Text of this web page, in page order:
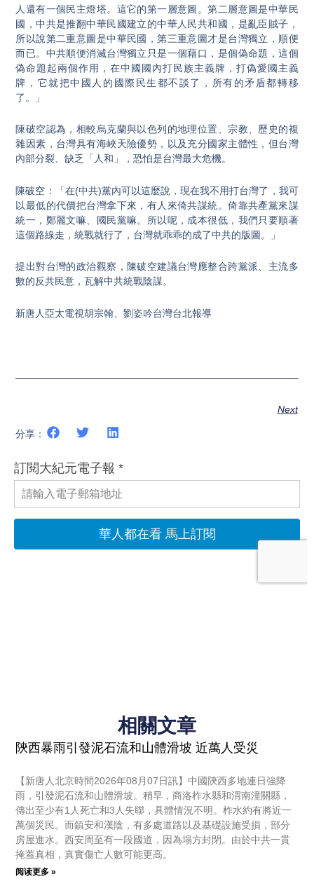
人還有一個民主燈塔。這它的第一層意圖。第二層意圖是中華民
國，中共是推翻中華民國建立的中華人民共和國，是亂臣賊子，
所以說第二重意圖是中華民國，第三重意圖才是台灣獨立，順便
而已。中共順便消滅台灣獨立只是一個藉口，是個偽命題，這個
偽命題起兩個作用，在中國國內打民族主義牌，打偽愛國主義
牌，它就把中國人的國際民生都不談了，所有的矛盾都轉移
了。」
陳破空認為，相較烏克蘭與以色列的地理位置、宗教、歷史的複
雜因素，台灣具有海峽天險優勢，以及充分國家主體性，但台灣
內部分裂、缺乏「人和」，恐怕是台灣最大危機。
陳破空：「在(中共)黨內可以這麼說，現在我不用打台灣了，我可
以最低的代價把台灣拿下來，有人來倚共謀統。倚靠共產黨來謀
統一，鄭麗文嘛、國民黨嘛。所以呢，成本很低，我們只要順著
這個路線走，統戰就行了，台灣就乖乖的成了中共的版圖。」
提出對台灣的政治觀察，陳破空建議台灣應整合跨黨派、主流多
數的反共民意，瓦解中共統戰陰謀。
新唐人亞太電視胡宗翰、劉姿吟台灣台北報導
Next
分享：
相關文章
陝西暴雨引發泥石流和山體滑坡 近萬人受災
【新唐人北京時間2026年08月07日訊】中國陝西多地連日強降
雨，引發泥石流和山體滑坡。稍早，商洛柞水縣和渭南潼關縣，
傳出至少有1人死亡和3人失聯，具體情況不明。柞水約有將近一
萬個災民。而鎮安和漢陰，有多處道路以及基礎設施受損，部分
房屋進水。西安周至有一段國道，因為塌方封閉。由於中共一貫
掩蓋真相，真實傷亡人數可能更高。
阅读更多 »